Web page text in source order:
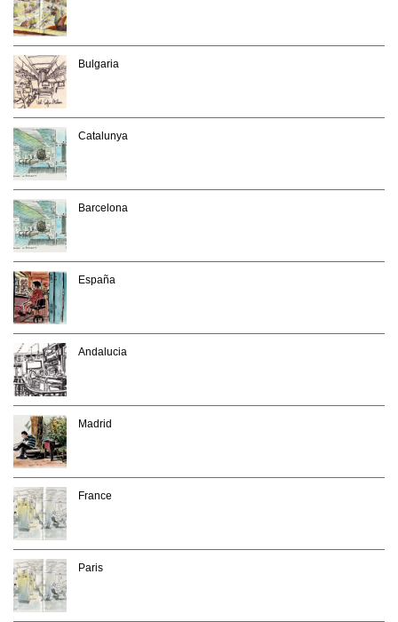
Bulgaria
Catalunya
Barcelona
España
Andalucia
Madrid
France
Paris